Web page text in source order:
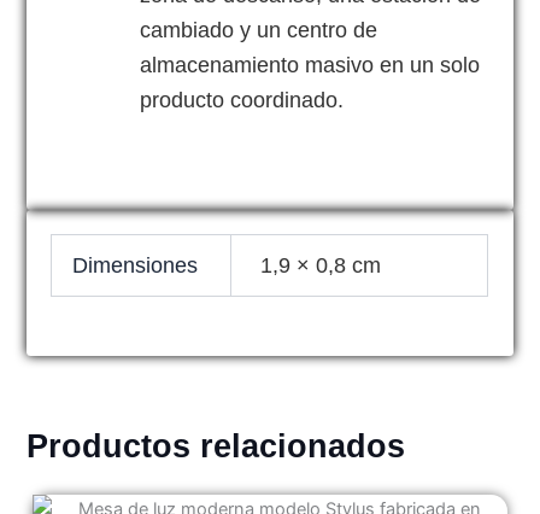
cambiado y un centro de
almacenamiento masivo en un solo
producto coordinado.
Dimensiones 1,9 × 0,8 cm
Productos relacionados